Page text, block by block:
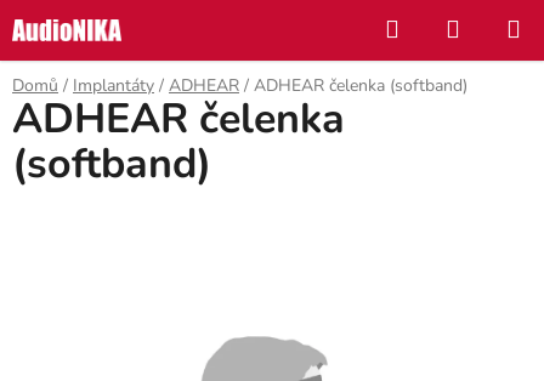
na
obsah
Hledat
KOŠÍK
Domů / Implantáty / ADHEAR / ADHEAR čelenka (softband)
ADHEAR čelenka
(softband)